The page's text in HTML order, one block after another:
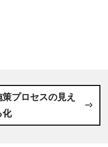
策プロセスの見え
化